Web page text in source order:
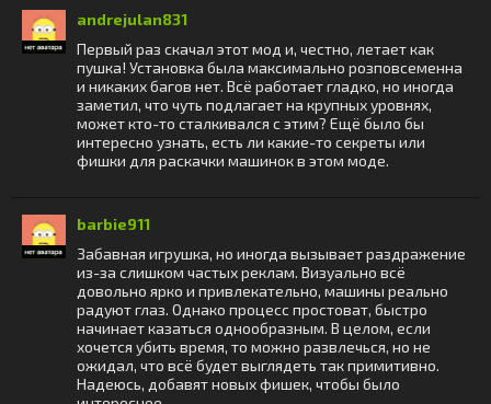
andrejulan831
Первый раз скачал этот мод и, честно, летает как
пушка! Установка была максимально розповсеменна
и никаких багов нет. Всё работает гладко, но иногда
заметил, что чуть подлагает на крупных уровнях,
может кто-то сталкивался с этим? Ещё было бы
интересно узнать, есть ли какие-то секреты или
фишки для раскачки машинок в этом моде.
barbie911
Забавная игрушка, но иногда вызывает раздражение
из-за слишком частых реклам. Визуально всё
довольно ярко и привлекательно, машины реально
радуют глаз. Однако процесс простоват, быстро
начинает казаться однообразным. В целом, если
хочется убить время, то можно развлечься, но не
ожидал, что всё будет выглядеть так примитивно.
Надеюсь, добавят новых фишек, чтобы было